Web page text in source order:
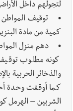
الأول 2026
أخبار لبنان
مقدمات
لتجولهم داخل
• توقيف المواطن
كمية من مادة
• دهم منزل
كونه مطلوب
والذخائر الحربية
كما أوقفت وحدة
الشربين – الهرمل